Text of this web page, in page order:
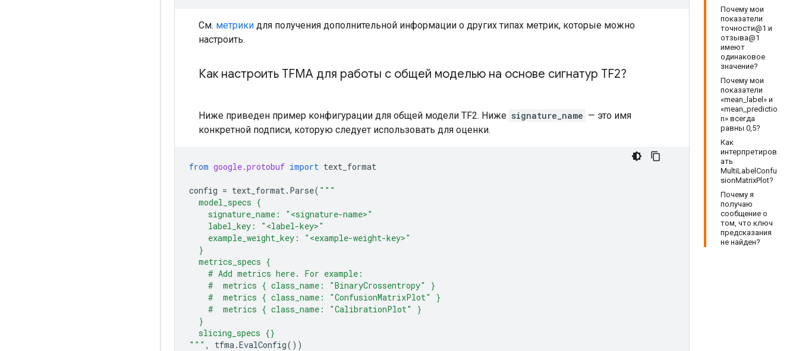
Почему мои
показатели
точности@1 и
отзыва@1
имеют
одинаковое
значение?
Почему мои
показатели
«mean_label» и
«mean_predictio
n» всегда
равны 0,5?
Как
интерпретиров
ать
MultiLabelConfu
sionMatrixPlot?
Почему я
получаю
сообщение о
том, что ключ
предсказания
не найден?
См. метрики для получения дополнительной информации о других типах метрик, которые можно
настроить.
Как настроить TFMA для работы с общей моделью на основе сигнатур TF2?
Ниже приведен пример конфигурации для общей модели TF2. Ниже signature_name — это имя
конкретной подписи, которую следует использовать для оценки.
from google.protobuf import text_format
config = text_format. Parse( """
  model_specs {
    signature_name: "<signature-name>"
    label_key: "<label-key>"
    example_weight_key: "<example-weight-key>"
  }
  metrics_specs {
    # Add metrics here. For example:
    #  metrics { class_name: "BinaryCrossentropy" }
    #  metrics { class_name: "ConfusionMatrixPlot" }
    #  metrics { class_name: "CalibrationPlot" }
  }
  slicing_specs
{}
""" , tfma.EvalConfig())